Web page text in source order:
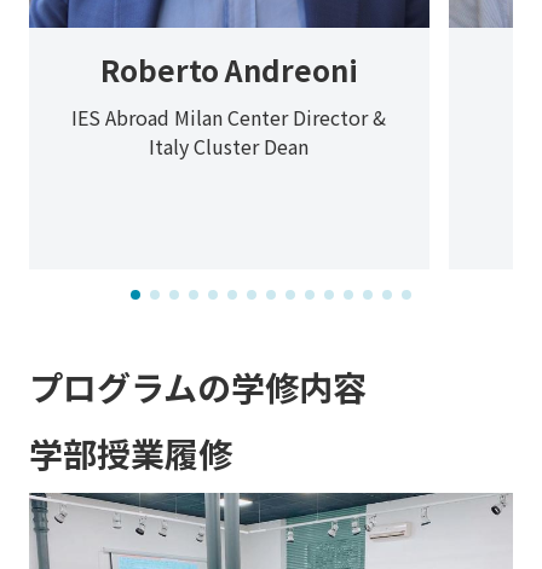
Roberto Andreoni
IES Abroad Milan Center Director &
Italy Cluster Dean
プログラムの学修内容
学部授業履修